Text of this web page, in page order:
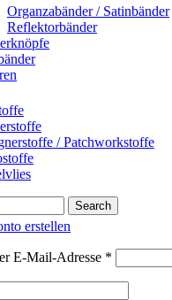
Organzabänder / Satinbänder
Reflektorbänder
/ Patchworkstoffe
Search
erstellen
E-Mail-Adresse *